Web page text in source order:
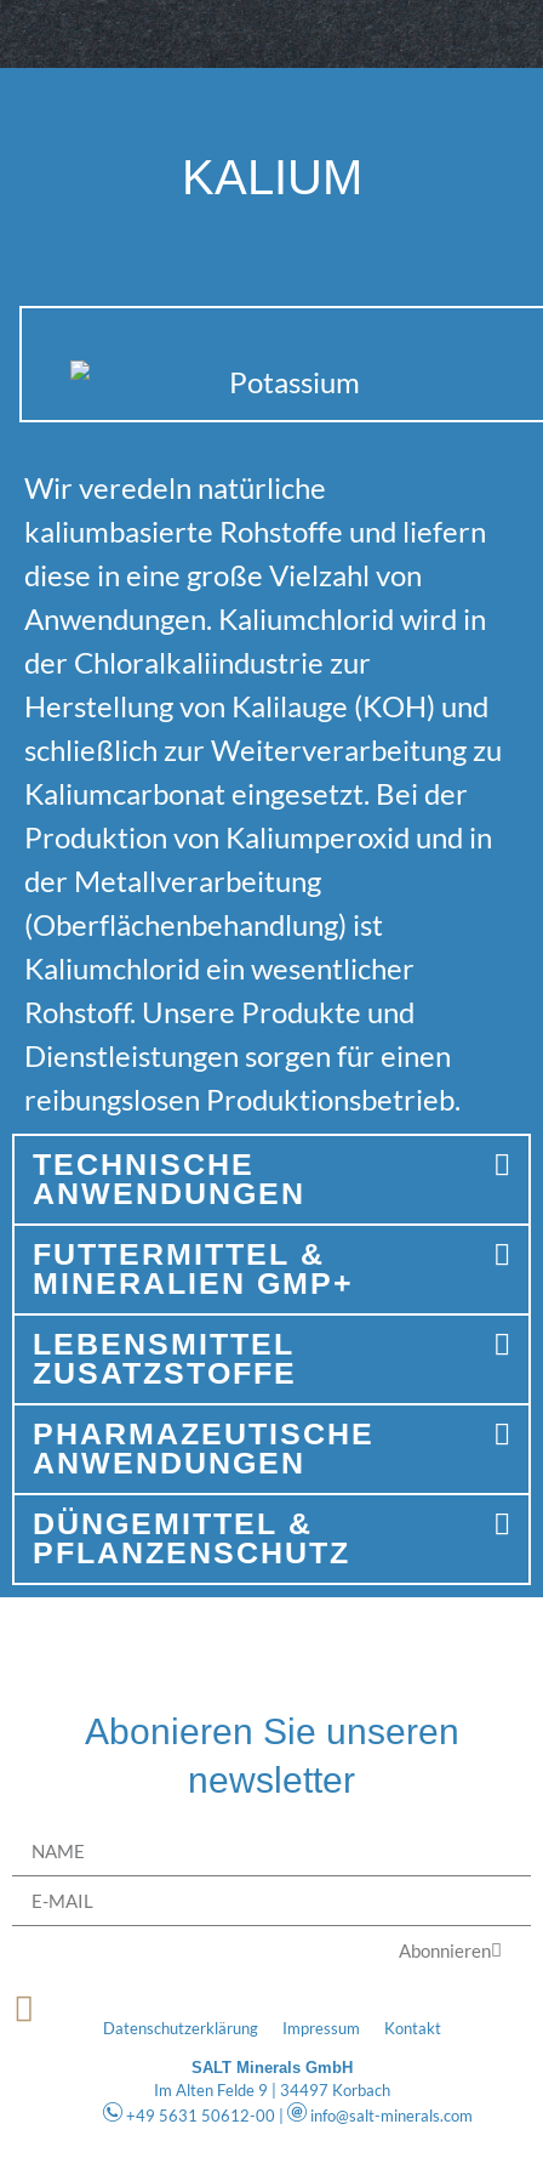
KALIUM
Wir veredeln natürliche
kaliumbasierte Rohstoffe und liefern
diese in eine große Vielzahl von
Anwendungen. Kaliumchlorid wird in
der Chloralkaliindustrie zur
Herstellung von Kalilauge (KOH) und
schließlich zur Weiterverarbeitung zu
Kaliumcarbonat eingesetzt. Bei der
Produktion von Kaliumperoxid und in
der Metallverarbeitung
(Oberflächenbehandlung) ist
Kaliumchlorid ein wesentlicher
Rohstoff. Unsere Produkte und
Dienstleistungen sorgen für einen
reibungslosen Produktionsbetrieb.
TECHNISCHE
ANWENDUNGEN
FUTTERMITTEL &
MINERALIEN GMP+
LEBENSMITTEL
ZUSATZSTOFFE
PHARMAZEUTISCHE
ANWENDUNGEN
DÜNGEMITTEL &
PFLANZENSCHUTZ
Abonieren Sie unseren
newsletter
Abonnieren
Datenschutzerklärung Impressum Kontakt
SALT Minerals GmbH
Im Alten Felde 9 | 34497 Korbach
+49 5631 50612-00 |
info@salt-minerals.com